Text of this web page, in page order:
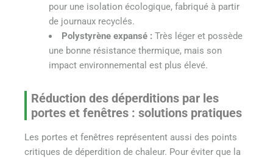
pour une isolation écologique, fabriqué à partir
de journaux recyclés.
Polystyrène expansé : Très léger et possède
une bonne résistance thermique, mais son
impact environnemental est plus élevé.
Réduction des déperditions par les
portes et fenêtres : solutions pratiques
Les portes et fenêtres représentent aussi des points
critiques de déperdition de chaleur. Pour éviter que la